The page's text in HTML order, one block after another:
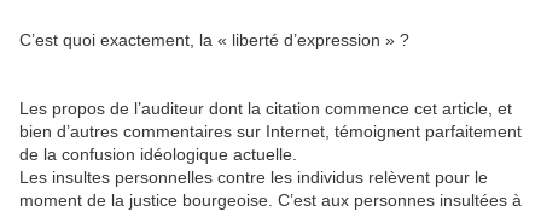
C’est quoi exactement, la « liberté d’expression » ?
Les propos de l’auditeur dont la citation commence cet article, et
bien d’autres commentaires sur Internet, témoignent parfaitement
de la confusion idéologique actuelle.
Les insultes personnelles contre les individus relèvent pour le
moment de la justice bourgeoise. C’est aux personnes insultées à